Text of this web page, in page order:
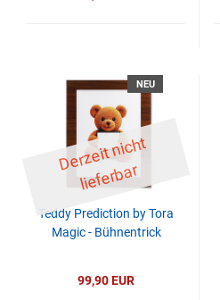
D
er
z
eit
ni
c
ht
li
ef
er
b
ar
NEU
Teddy Prediction by Tora
Magic - Bühnentrick
99,90 EUR